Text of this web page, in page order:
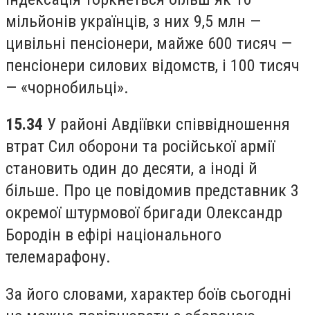
мільйонів українців, з них 9,5 млн —
цивільні пенсіонери, майже 600 тисяч —
пенсіонери силових відомств, і 100 тисяч
— «чорнобильці».
15.34 У районі Авдіївки співвідношення
втрат Сил оборони та російської армії
становить один до десяти, а іноді й
більше. Про це повідомив представник 3
окремої штурмової бригади Олександр
Бородін в ефірі національного
телемарафону.
За його словами, характер боїв сьогодні